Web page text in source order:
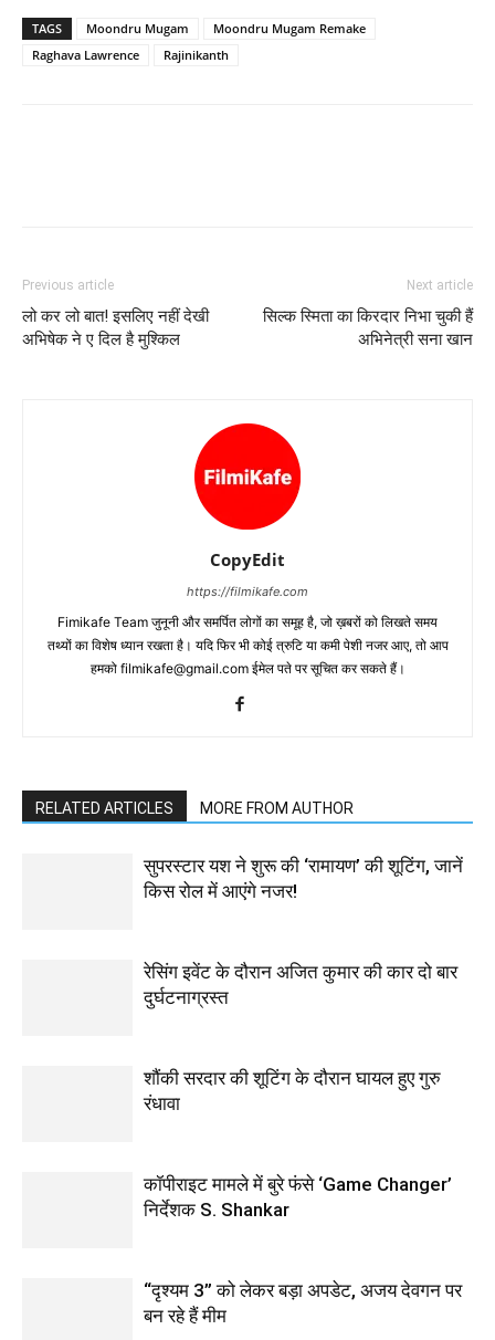
TAGS Moondru Mugam
Moondru Mugam Remake
Raghava Lawrence
Rajinikanth
Previous article
लो कर लो बात! इसलिए नहीं देखी
अभिषेक ने ए दिल है मुश्‍किल
Next article
सिल्‍क स्‍मिता का किरदार निभा चुकी हैं
अभिनेत्री सना खान
CopyEdit
https://filmikafe.com
Fimikafe Team जुनूनी और समर्पित लोगों का समूह है, जो ख़बरों को लिखते समय
तथ्‍यों का विशेष ध्‍यान रखता है। यदि फिर भी कोई त्रुटि या कमी पेशी नजर आए, तो आप
हमको filmikafe@gmail.com ईमेल पते पर सूचित कर सकते हैं।
RELATED ARTICLES MORE FROM AUTHOR
सुपरस्टार यश ने शुरू की ‘रामायण’ की शूटिंग, जानें
किस रोल में आएंगे नजर!
रेसिंग इवेंट के दौरान अजित कुमार की कार दो बार
दुर्घटनाग्रस्त
शौंकी सरदार की शूटिंग के दौरान घायल हुए गुरु
रंधावा
कॉपीराइट मामले में बुरे फंसे ‘Game Changer’
निर्देशक S. Shankar
“दृश्यम 3” को लेकर बड़ा अपडेट, अजय देवगन पर
बन रहे हैं मीम